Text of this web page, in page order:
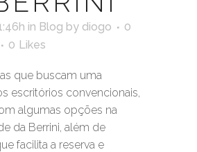
in Blog by diogo
0
0 Likes
que buscam uma
escritórios convencionais,
algumas opções na
da Berrini, além de
facilita a reserva e